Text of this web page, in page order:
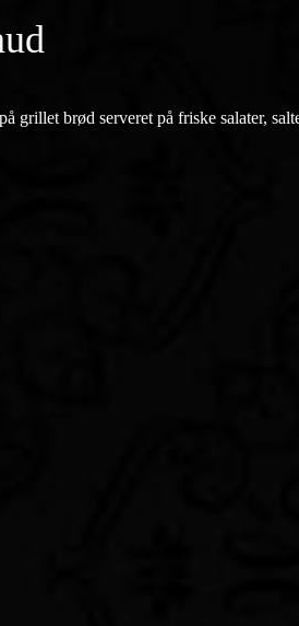
grillet brød serveret på friske salater,